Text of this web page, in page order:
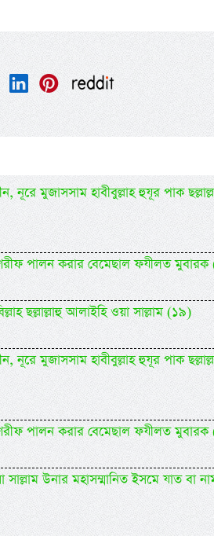
নূরে মুজাসসাম হাবীবুল্লাহ হুযূর পাক
শরীফ পালন করার বেমেছাল ফযীলত
ছল্লাল্লাহু আলাইহি ওয়া সাল্লাম (১৯)
নূরে মুজাসসাম হাবীবুল্লাহ হুযূর পাক
শরীফ পালন করার বেমেছাল ফযীলত
উনার মহাসম্মানিত ইসমে যাত বা